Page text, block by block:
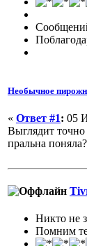
Необычное
« Ответ #1: 05
Выглядит
пральна
Никто не
Помним